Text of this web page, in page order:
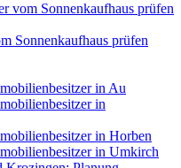
vom Sonnenkaufhaus prüfen
Sonnenkaufhaus prüfen
in Au
in
in Horben
in Umkirch